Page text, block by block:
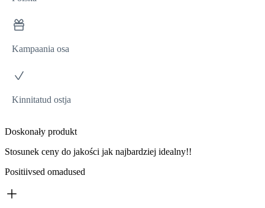
Kampaania osa
Kinnitatud ostja
Doskonały produkt
Stosunek ceny do jakości jak najbardziej idealny!!
Positiivsed omadused